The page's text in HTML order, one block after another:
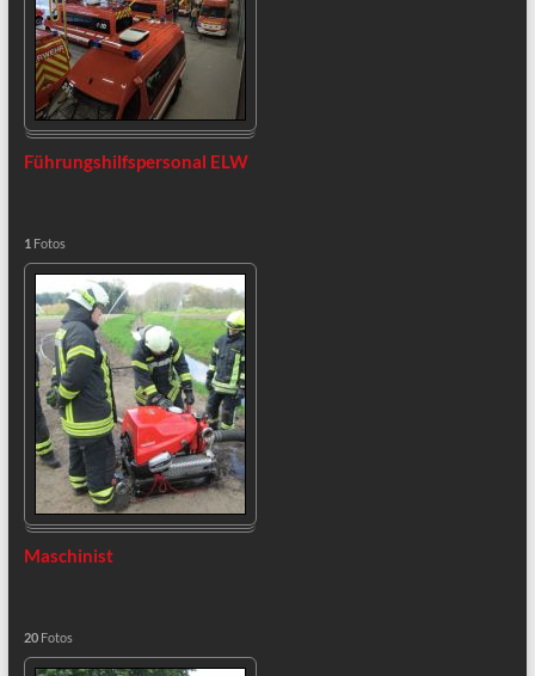
Führungshilfspersonal ELW
1 Fotos
Maschinist
20Fotos